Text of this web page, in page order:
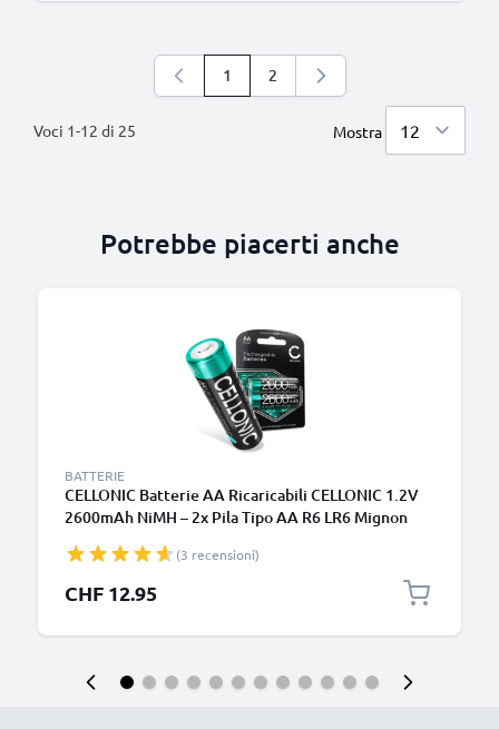
Voci 1-12 di 25
Stai leggendo la pagina
1 Pagina
2
Mostra
Potrebbe piacerti anche
BATTERIE
CELLONIC Batterie AA Ricaricabili CELLONIC 1.2V
2600mAh NiMH – 2x Pila Tipo AA R6 LR6 Mignon
(3 recensioni)
CHF 12.95